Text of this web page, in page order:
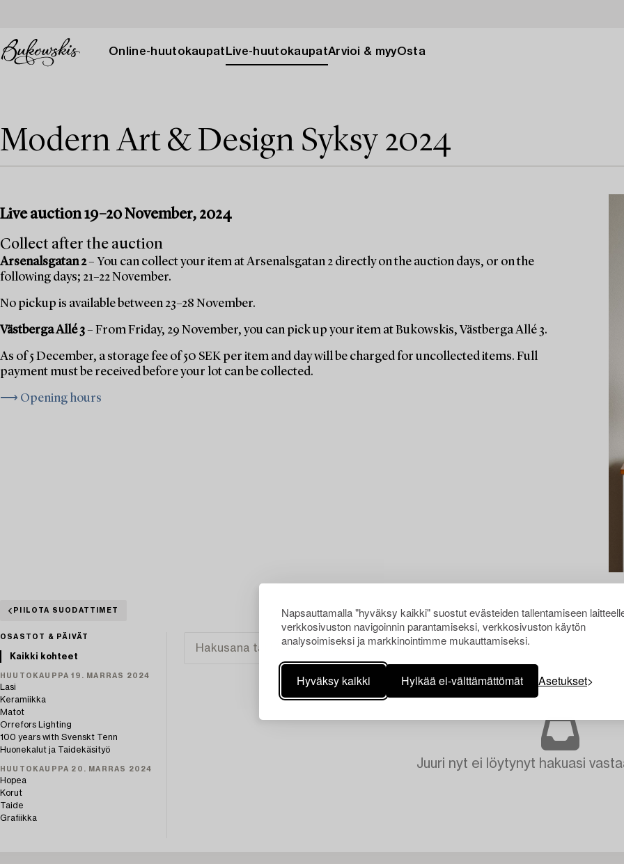
Napsauttamalla "hyväksy kaikki" suostut evästeiden tallentamiseen
verkkosivuston navigoinnin parantamiseksi, verkkosivuston käytön
analysoimiseksi ja markkinointimme mukauttamiseksi.
Hyväksy kaikki Hylkää ei-välttämättömät Asetukset
Online-huutokaupat Live-huutokaupatArvioi & myyOsta
Modern Art & Design Syksy 2024
Live auction 19–20 November, 2024
Collect after the auction
Arsenalsgatan 2– You can collect your item at Arsenalsgatan 2 directly on the auction days, or on the
following days; 21–22 November.
No pickup is available between 23–28 November.
Västberga Allé 3– From Friday, 29 November, you can pick up your item at Bukowskis, Västberga Allé 3.
As of 5 December, a storage fee of 50 SEK per item and day will be charged for uncollected items. Full
payment must be received before your lot can be collected.
⟶ Opening hours
PIILOTA SUODATTIMET
OSASTOT & PÄIVÄT
Kaikki kohteet
HUUTOKAUPPA 19. MARRAS 2024
Lasi
Keramiikka
Matot
Orrefors Lighting
100 years with Svenskt Tenn
Huonekalut ja Taidekäsityö
HUUTOKAUPPA 20. MARRAS 2024
Hopea
Korut
Taide
Grafiikka
Juuri nyt ei löytynyt hakuasi